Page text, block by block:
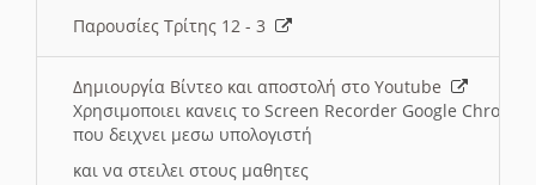
Παρουσίες Τρίτης 12 - 3
Δημιουργία Βίντεο και αποστολή στο Youtube
Χρησιμοποιει κανεις το Screen Recorder Google Chrome
που δειχνει μεσω υπολογιστή
και να στειλει στους μαθητες